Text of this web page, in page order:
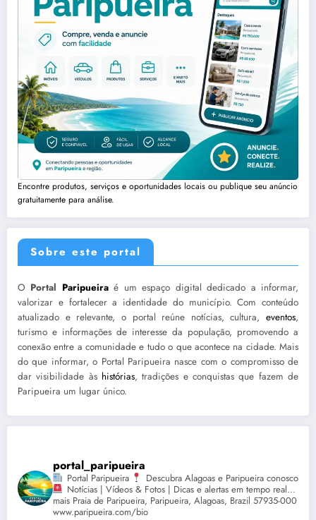
Encontre produtos, serviços e oportunidades locais ou publique seu anúncio
gratuitamente para análise.
Sobre este portal
O Portal Paripueiraé um espaço digital dedicado a informar,
valorizar e fortalecer a identidade do município. Com conteúdo
atualizado e relevante, o portal reúne notícias, cultura, eventos,
turismo e informações de interesse da população, promovendo a
conexão entre a comunidade e tudo o que acontece na cidade. Mais
do que informar, o Portal Paripueira nasce com o compromisso de
dar visibilidade às histórias, tradições e conquistas que fazem de
Paripueira um lugar único.
portal_paripueira
Portal Paripueira
Descubra Alagoas e Paripueira conosco
Notícias | Vídeos & Fotos | Dicas e alertas em tempo real...
mais Praia de Paripueira, Paripueira, Alagoas, Brazil 57935-000
www.paripueira.com/bio